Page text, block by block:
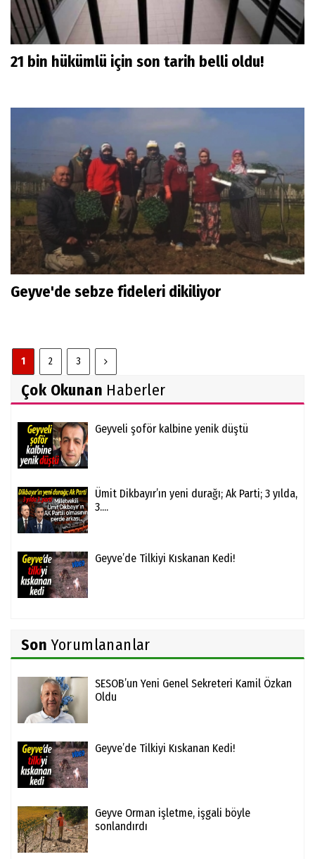
21 bin hükümlü için son tarih belli oldu!
Geyve'de sebze fideleri dikiliyor
1 2 3
Çok Okunan Haberler
Geyveli şoför kalbine yenik düştü
Ümit Dikbayır’ın yeni durağı; Ak Parti; 3 yılda,
3....
Geyve’de Tilkiyi Kıskanan Kedi!
Son Yorumlananlar
SESOB’un Yeni Genel Sekreteri Kamil Özkan
Oldu
Geyve’de Tilkiyi Kıskanan Kedi!
Geyve Orman işletme, işgali böyle
sonlandırdı